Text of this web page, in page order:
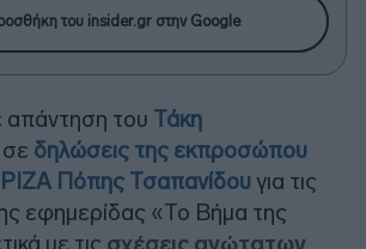
του insider.gr στην Google
απάντηση του Τάκη
σε δηλώσεις της εκπροσώπου
Πόπης Τσαπανίδου για τις
εφημερίδας «Το Βήμα της
με τις σχέσεις ανώτατων